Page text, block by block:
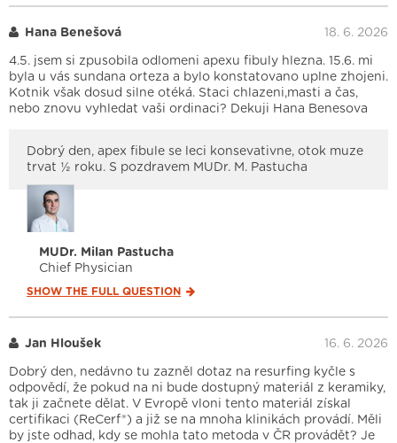
Hana Benešová 18. 6. 2026
4.5. jsem si zpusobila odlomeni apexu fibuly hlezna. 15.6. mi
byla u vás sundana orteza a bylo konstatovano uplne zhojeni.
Kotnik však dosud silne otéká. Staci chlazeni,masti a čas,
nebo znovu vyhledat vaši ordinaci? Dekuji Hana Benesova
Dobrý den, apex fibule se leci konsevativne, otok muze
trvat ½ roku. S pozdravem MUDr. M. Pastucha
MUDr. Milan Pastucha
Chief Physician
SHOW THE FULL QUESTION
Jan Hloušek 16. 6. 2026
Dobrý den, nedávno tu zazněl dotaz na resurfing kyčle s
odpovědí, že pokud na ni bude dostupný materiál z keramiky,
tak ji začnete dělat. V Evropě vloni tento materiál získal
certifikaci (ReCerf®) a již se na mnoha klinikách provádí. Měli
by jste odhad, kdy se mohla tato metoda v ČR provádět? Je